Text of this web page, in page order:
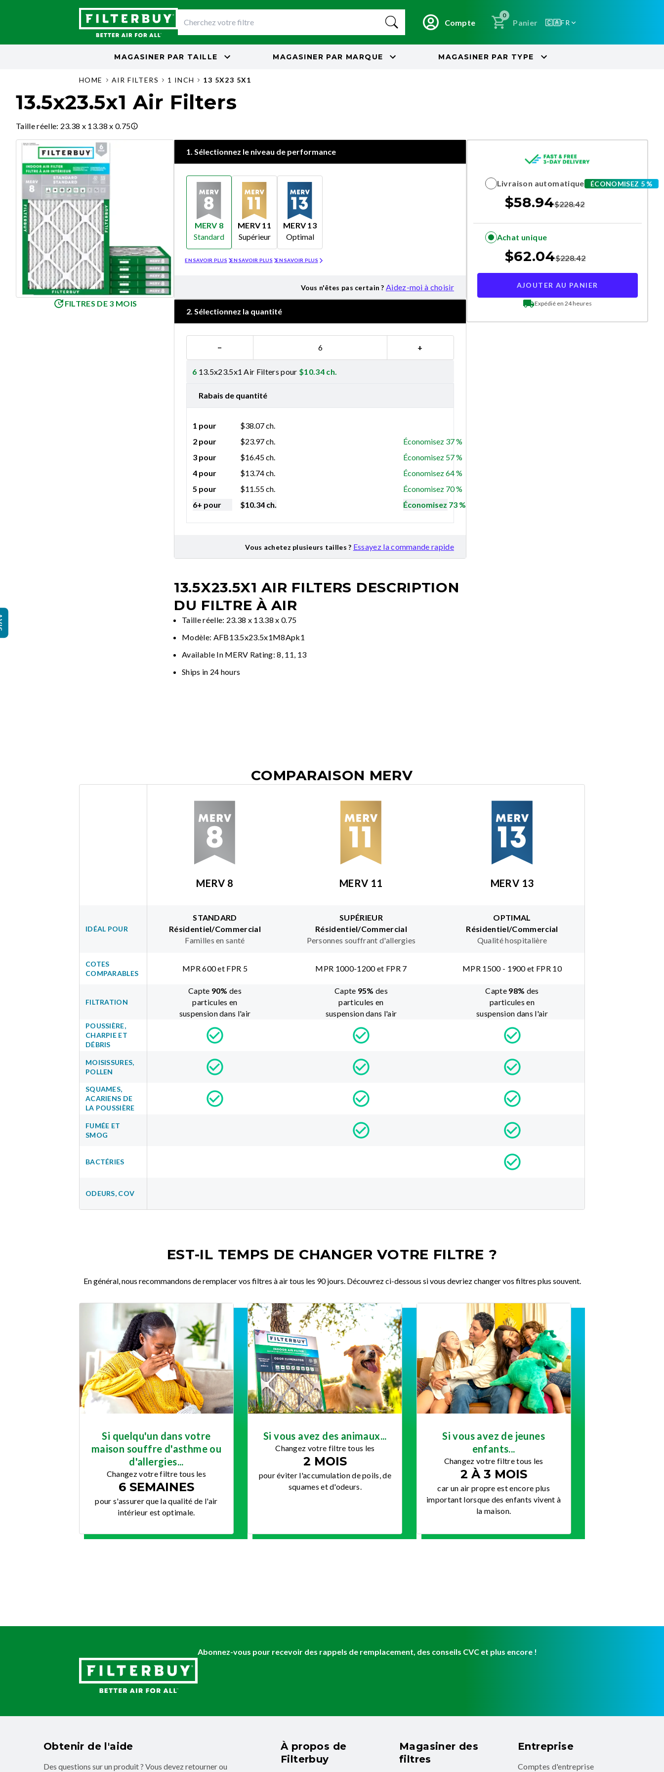
Compte
0
Panier 🇨🇦FR
MAGASINER PAR TAILLE MAGASINER PAR MARQUE MAGASINER PAR TYPE
HOME AIR FILTERS 1 INCH 13 5X23 5X1
13.5x23.5x1 Air Filters
Taille réelle: 23.38 x 13.38 x 0.75
FILTRES DE 3 MOIS
1. Sélectionnez le niveau de performance
MERV 8
Standard
EN SAVOIR PLUS
MERV 11
Supérieur
EN SAVOIR PLUS
MERV 13
Optimal
EN SAVOIR PLUS
Vous n'êtes pas certain ? Aidez-moi à choisir
2. Sélectionnez la quantité
− +
6 13.5x23.5x1 Air Filters pour $10.34 ch.
Rabais de quantité
1 pour $38.07ch.
2 pour
$23.97ch.
Économisez 37 %
3 pour
$16.45ch.
Économisez 57 %
4 pour
$13.74ch.
Économisez 64 %
5 pour
$11.55ch.
Économisez 70 %
6+ pour
$10.34 ch. Économisez 73 %
Vous achetez plusieurs tailles ? Essayez la commande rapide
13.5X23.5X1 AIR FILTERS DESCRIPTION
DU FILTRE À AIR
Taille réelle: 23.38 x 13.38 x 0.75
Modèle: AFB13.5x23.5x1M8Apk1
Available In MERV Rating: 8, 11, 13
Ships in 24 hours
Livraison automatique ÉCONOMISEZ 5 %
$58.94$228.42
Achat unique
$62.04$228.42
AJOUTER AU PANIER
Expédié en 24 heures
COMPARAISON MERV
MERV 8 MERV 11 MERV 13
IDÉAL POUR
STANDARD
Résidentiel/Commercial
Familles en santé
SUPÉRIEUR
Résidentiel/Commercial
Personnes souffrant d'allergies
OPTIMAL
Résidentiel/Commercial
Qualité hospitalière
COTES
COMPARABLES
MPR 600 et FPR 5 MPR 1000-1200 et FPR 7 MPR 1500 - 1900 et FPR 10
FILTRATION
Capte 90% des
particules en
suspension dans l'air
Capte 95% des
particules en
suspension dans l'air
Capte 98% des
particules en
suspension dans l'air
POUSSIÈRE,
CHARPIE ET
DÉBRIS
MOISISSURES,
POLLEN
SQUAMES,
ACARIENS DE
LA POUSSIÈRE
FUMÉE ET
SMOG
BACTÉRIES
ODEURS, COV
EST-IL TEMPS DE CHANGER VOTRE FILTRE ?
En général, nous recommandons de remplacer vos filtres à air tous les 90 jours. Découvrez ci-dessous si vous devriez changer vos filtres plus souvent.
Si quelqu'un dans votre
maison souffre d'asthme ou
d'allergies...
Changez votre filtre tous les
6 SEMAINES
pour s'assurer que la qualité de l'air
intérieur est optimale.
Si vous avez des animaux...
Changez votre filtre tous les
2 MOIS
pour éviter l'accumulation de poils, de
squames et d'odeurs.
Si vous avez de jeunes
enfants...
Changez votre filtre tous les
2 À 3 MOIS
car un air propre est encore plus
important lorsque des enfants vivent à
la maison.
Abonnez-vous pour recevoir des rappels de remplacement, des conseils CVC et plus encore !
Obtenir de l'aide
Des questions sur un produit ? Vous devez retourner ou
À propos de
Filterbuy
Magasiner des
filtres
Entreprise
Comptes d'entreprise